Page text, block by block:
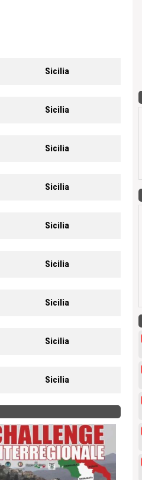
Sicilia
Sicilia
Sicilia
Sicilia
Sicilia
Sicilia
Sicilia
Sicilia
Sicilia